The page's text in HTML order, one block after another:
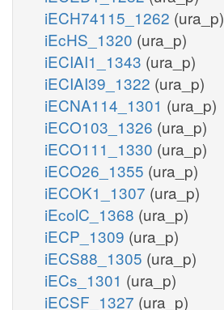
iECH74115_1262 (ura_p)
iEcHS_1320 (ura_p)
iECIAI1_1343 (ura_p)
iECIAI39_1322 (ura_p)
iECNA114_1301 (ura_p)
iECO103_1326 (ura_p)
iECO111_1330 (ura_p)
iECO26_1355 (ura_p)
iECOK1_1307 (ura_p)
iEcolC_1368 (ura_p)
iECP_1309 (ura_p)
iECS88_1305 (ura_p)
iECs_1301 (ura_p)
iECSF_1327 (ura_p)